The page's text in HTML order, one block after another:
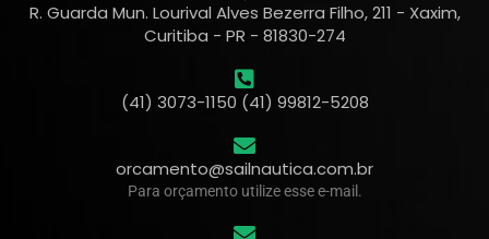
R. Guarda Mun. Lourival Alves Bezerra Filho, 211 - Xaxim,
Curitiba - PR - 81830-274
(41) 3073-1150 (41) 99812-5208
orcamento@sailnautica.com.br
Para orçamento utilize esse e-mail.